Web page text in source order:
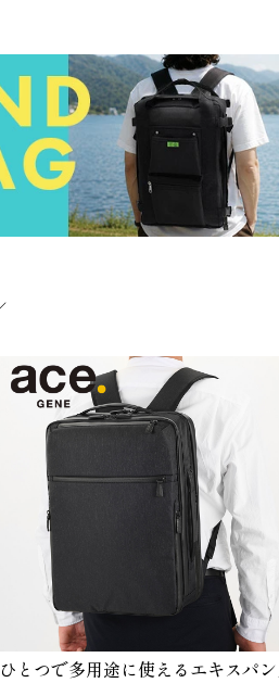
ひとつで多用途に使えるエキスパ